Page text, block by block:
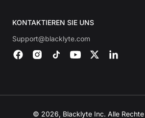
KONTAKTIEREN SIE UNS
Support@blacklyte.com
© 2026, Blacklyte Inc. Alle Rechte